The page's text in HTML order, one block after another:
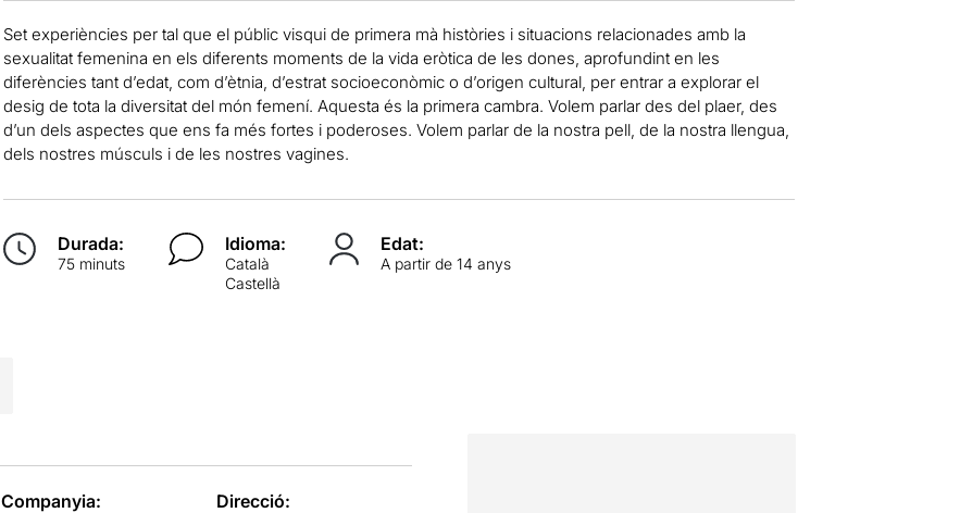
Set experiències per tal que el públic visqui de primera mà històries i situacions relacionades amb la
sexualitat femenina en els diferents moments de la vida eròtica de les dones, aprofundint en les
diferències tant d’edat, com d’ètnia, d’estrat socioeconòmic o d’origen cultural, per entrar a explorar el
desig de tota la diversitat del món femení. Aquesta és la primera cambra. Volem parlar des del plaer, des
d’un dels aspectes que ens fa més fortes i poderoses. Volem parlar de la nostra pell, de la nostra llengua,
dels nostres músculs i de les nostres vagines.
Durada:
75 minuts
Idioma:
Català
Castellà
Edat:
A partir de 14 anys
Companyia: Direcció: